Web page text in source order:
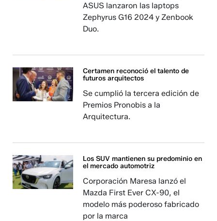
ASUS lanzaron las laptops
Zephyrus G16 2024 y Zenbook
Duo.
Certamen reconoció el talento de
futuros arquitectos
Se cumplió la tercera edición de
Premios Pronobis a la
Arquitectura.
Los SUV mantienen su predominio en
el mercado automotriz
Corporación Maresa lanzó el
Mazda First Ever CX-90, el
modelo más poderoso fabricado
por la marca